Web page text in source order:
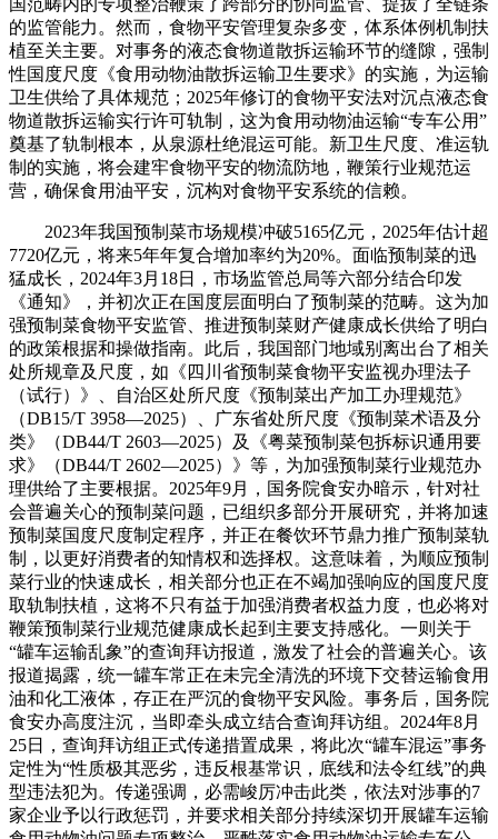
国范畴内的专项整治鞭策了跨部分的协同监管、提拔了全链条
的监管能力。然而，食物平安管理复杂多变，体系体例机制扶
植至关主要。对事务的液态食物道散拆运输环节的缝隙，强制
性国度尺度《食用动物油散拆运输卫生要求》的实施，为运输
卫生供给了具体规范；2025年修订的食物平安法对沉点液态食
物道散拆运输实行许可轨制，这为食用动物油运输“专车公用”
奠基了轨制根本，从泉源杜绝混运可能。新卫生尺度、准运轨
制的实施，将会建牢食物平安的物流防地，鞭策行业规范运
营，确保食用油平安，沉构对食物平安系统的信赖。
2023年我国预制菜市场规模冲破5165亿元，2025年估计超
7720亿元，将来5年年复合增加率约为20%。面临预制菜的迅
猛成长，2024年3月18日，市场监管总局等六部分结合印发
《通知》，并初次正在国度层面明白了预制菜的范畴。这为加
强预制菜食物平安监管、推进预制菜财产健康成长供给了明白
的政策根据和操做指南。此后，我国部门地域别离出台了相关
处所规章及尺度，如《四川省预制菜食物平安监视办理法子
（试行）》、自治区处所尺度《预制菜出产加工办理规范》
（DB15/T 3958—2025）、广东省处所尺度《预制菜术语及分
类》（DB44/T 2603—2025）及《粤菜预制菜包拆标识通用要
求》（DB44/T 2602—2025）》等，为加强预制菜行业规范办
理供给了主要根据。2025年9月，国务院食安办暗示，针对社
会普遍关心的预制菜问题，已组织多部分开展研究，并将加速
预制菜国度尺度制定程序，并正在餐饮环节鼎力推广预制菜轨
制，以更好消费者的知情权和选择权。这意味着，为顺应预制
菜行业的快速成长，相关部分也正在不竭加强响应的国度尺度
取轨制扶植，这将不只有益于加强消费者权益力度，也必将对
鞭策预制菜行业规范健康成长起到主要支持感化。一则关于
“罐车运输乱象”的查询拜访报道，激发了社会的普遍关心。该
报道揭露，统一罐车常正在未完全清洗的环境下交替运输食用
油和化工液体，存正在严沉的食物平安风险。事务后，国务院
食安办高度注沉，当即牵头成立结合查询拜访组。2024年8月
25日，查询拜访组正式传递措置成果，将此次“罐车混运”事务
定性为“性质极其恶劣，违反根基常识，底线和法令红线”的典
型违法犯为。传递强调，必需峻厉冲击此类，依法对涉事的7
家企业予以行政惩罚，并要求相关部分持续深切开展罐车运输